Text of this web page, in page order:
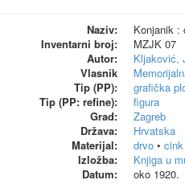
Naziv:
Konjanik :
Inventarni broj:
MZJK 07
Autor:
Kljaković,
Vlasnik
Tip (PP):
grafička
Tip (PP: refine):
figura
Grad:
Zagreb
Država:
Hrvatska
Materijal:
drvo• cink
Izložba:
Knjiga u
Datum:
oko 1920.